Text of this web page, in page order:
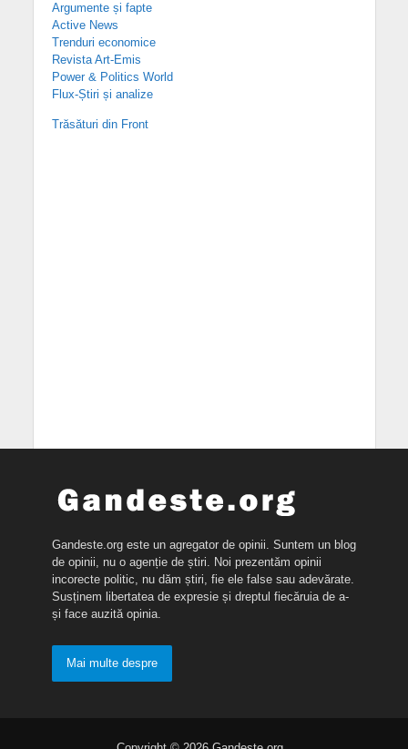
Argumente și fapte
Active News
Trenduri economice
Revista Art-Emis
Power & Politics World
Flux-Știri și analize
Trăsături din Front
Gandeste.org este un agregator de opinii. Suntem un blog
de opinii, nu o agenție de știri. Noi prezentăm opinii
incorecte politic, nu dăm știri, fie ele false sau adevărate.
Susținem libertatea de expresie și dreptul fiecăruia de a-
și face auzită opinia.
Mai multe despre